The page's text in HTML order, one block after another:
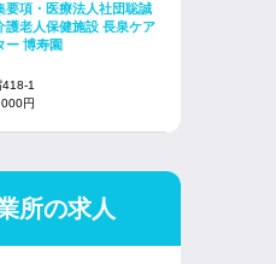
要項・医療法人社団聡誠
老人保健施設 長泉ケア
ー 博寿園
418-1
円
所の求人